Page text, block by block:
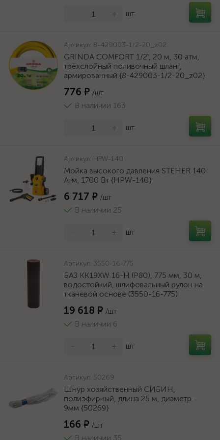
+ шт
Артикул: 8-429003-1/2-20_z02
GRINDA COMFORT 1/2", 20 м, 30 атм,
трёхслойный поливочный шланг,
армированный {8-429003-1/2-20_z02}
776 ₽ /шт
В наличии 163
+ шт
Артикул: HPW-140
Мойка высокого давления STEHER 140
Атм, 1700 Вт {HPW-140}
6 717 ₽ /шт
В наличии 25
+ шт
Артикул: 3550-16-775
БАЗ KK19XW 16-H (Р80), 775 мм, 30 м,
водостойкий, шлифовальный рулон на
тканевой основе (3550-16-775)
19 618 ₽ /шт
В наличии 6
- + шт
Артикул: 50269
Шнур хозяйственный СИБИН,
полиэфирный, длина 25 м, диаметр -
9мм {50269}
166 ₽ /шт
В наличии 35